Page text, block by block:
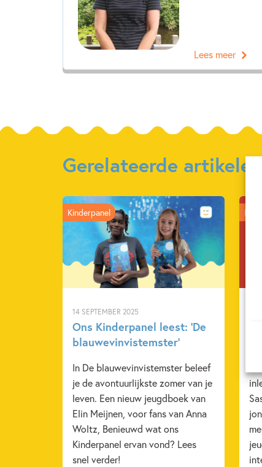
Lees meer
Gerelateerde artikelen
14 SEPTEMBER 2025
Ons Kinderpanel leest: ‘De
blauwevinvistemster’
In De blauwevinvistemster beleef
je de avontuurlijkste zomer van je
leven. Een nieuw jeugdboek van
Elin Meijnen, voor fans van Anna
Woltz, Benieuwd wat ons
Kinderpanel ervan vond? Lees
snel verder!
Kinderpanel